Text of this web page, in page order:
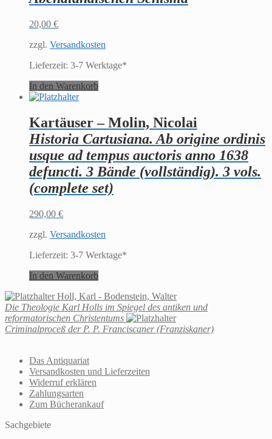
20,00 €
zzgl. Versandkosten
Lieferzeit: 3-7 Werktage*
In den Warenkorb
Kartäuser – Molin, Nicolai
Historia Cartusiana. Ab origine ordinis
usque ad tempus auctoris anno 1638
defuncti. 3 Bände (vollständig). 3 vols.
(complete set)
290,00 €
zzgl. Versandkosten
Lieferzeit: 3-7 Werktage*
In den Warenkorb
Holl, Karl - Bodenstein, Walter
Die Theologie Karl Holls im Spiegel des antiken und
reformatorischen Christentums
Criminalproceß der P. P. Franciscaner (Franziskaner)
Das Antiquariat
Versandkosten und Lieferzeiten
Widerruf erklären
Zahlungsarten
Zum Bücherankauf
Sachgebiete